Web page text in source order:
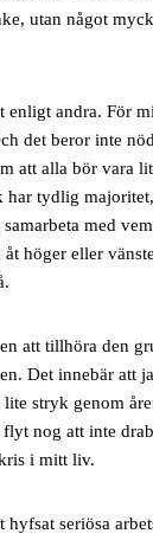
utan något
andra. För
det beror inte
att alla bör vara
tydlig
med
åt höger eller
att tillhöra den
Det innebär att
stryk genom
nog att inte
i mitt liv.
hyfsat seriösa